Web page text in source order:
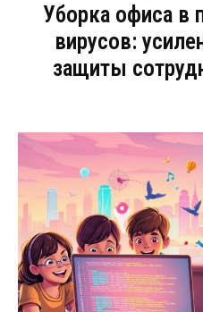
Уборка офиса в
вирусов:
защиты